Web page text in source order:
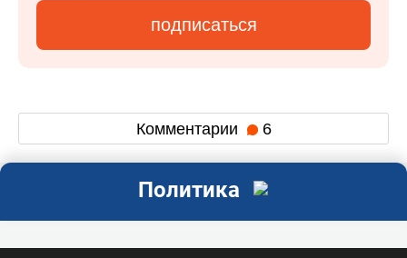
подписаться
Комментарии 6
Политика